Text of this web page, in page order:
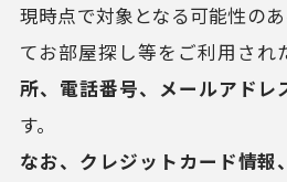
現時点で対象となる可能性の
てお部屋探し等をご利用され
所、電話番号、メールアドレ
す。
なお、クレジットカード情報